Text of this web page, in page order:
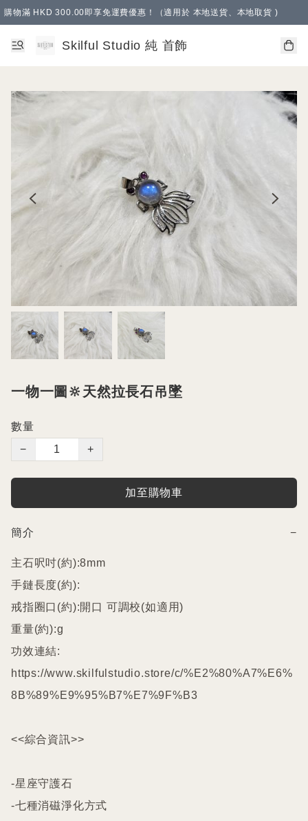
購物滿 HKD 300.00即享免運費優惠！（適用於 本地送貨、本地取貨 )
Skilful Studio 純 首飾
一物一圖🔆天然拉長石吊墜
數量
−
+
加至購物車
簡介 −
主石呎吋(約):8mm
手鏈長度(約):
戒指圈口(約):開口 可調校(如適用)
重量(約):g
功效連結:
https://www.skilfulstudio.store/c/%E2%80%A7%E6%
8B%89%E9%95%B7%E7%9F%B3
<<綜合資訊>>
-星座守護石
-七種消磁淨化方式